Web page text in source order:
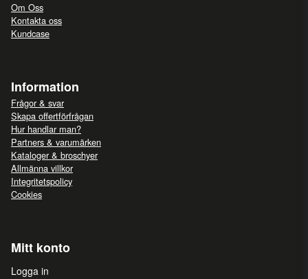
Om Oss
Kontakta oss
Kundcase
Information
Frågor & svar
Skapa offertförfrågan
Hur handlar man?
Partners & varumärken
Kataloger & broschyer
Allmänna villkor
Integritetspolicy
Cookies
Mitt konto
Logga in